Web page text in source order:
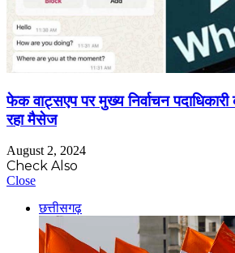
फेक वाट्सएप पर मुख्य निर्वाचन
रहा मैसेज
August 2, 2024
Check Also
Close
छत्तीसगढ़